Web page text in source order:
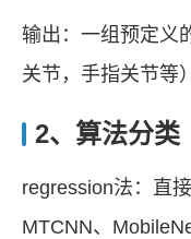
输出：一组预定义
关节，手指关节等）
2、算法分类
regression法：直
MTCNN、